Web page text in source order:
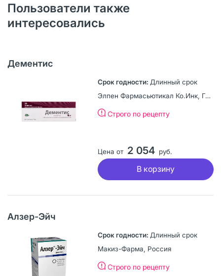
Пользователи также
интересовались
Дементис
Длинный срок
Элпен Фармасьютикал Ко.Инк, Греция
Строго по рецепту
Цена от 2 054 руб.
В корзину
Алзер-Эйч
Длинный срок
Макиз-Фарма, Россия
Строго по рецепту